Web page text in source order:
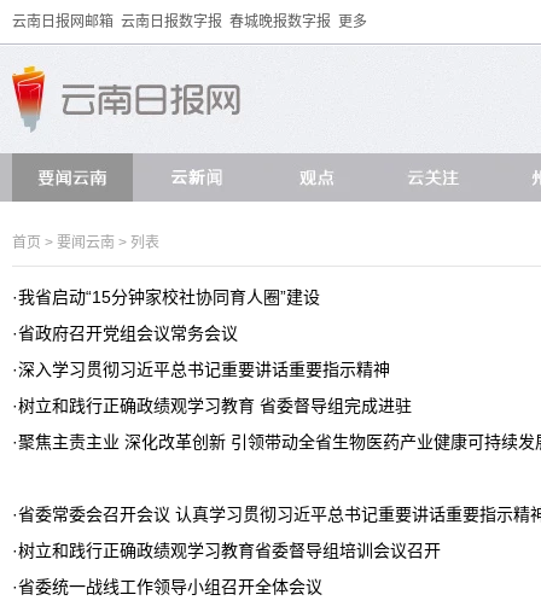
云南日报网邮箱 云南日报数字报 春城晚报数字报 更多
首页 > 要闻云南 > 列表
·我省启动“15分钟家校社协同育人圈”建设
·省政府召开党组会议常务会议
·深入学习贯彻习近平总书记重要讲话重要指示精神
·树立和践行正确政绩观学习教育 省委督导组完成进驻
·聚焦主责主业 深化改革创新 引领带动全省生物医药产业健康可持续发
·省委常委会召开会议 认真学习贯彻习近平总书记重要讲话重要指示精
·树立和践行正确政绩观学习教育省委督导组培训会议召开
·省委统一战线工作领导小组召开全体会议